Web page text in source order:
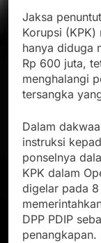
Jaksa
Korupsi
hanya diduga
Rp 600 juta,
menghalangi
tersangka
Dalam
instruksi
ponselnya
KPK dalam
digelar pada
DPP PDIP
penangkapan.